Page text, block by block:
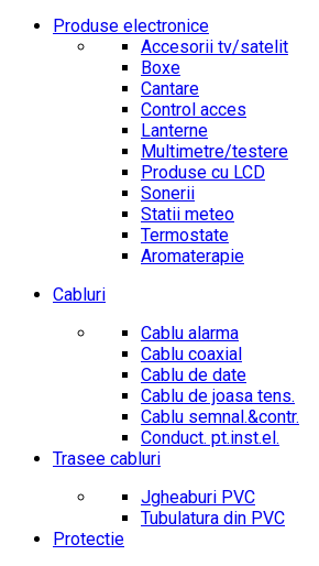
Produse electronice
Accesorii tv/satelit
Boxe
Cantare
Control acces
Lanterne
Multimetre/testere
Produse cu LCD
Sonerii
Statii meteo
Termostate
Aromaterapie
Cabluri
Cablu alarma
Cablu coaxial
Cablu de date
Cablu de joasa tens.
Cablu semnal.&contr.
Conduct. pt.inst.el.
Trasee cabluri
Jgheaburi PVC
Tubulatura din PVC
Protectie